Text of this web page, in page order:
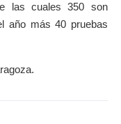
las cuales 350 son
año más 40 pruebas